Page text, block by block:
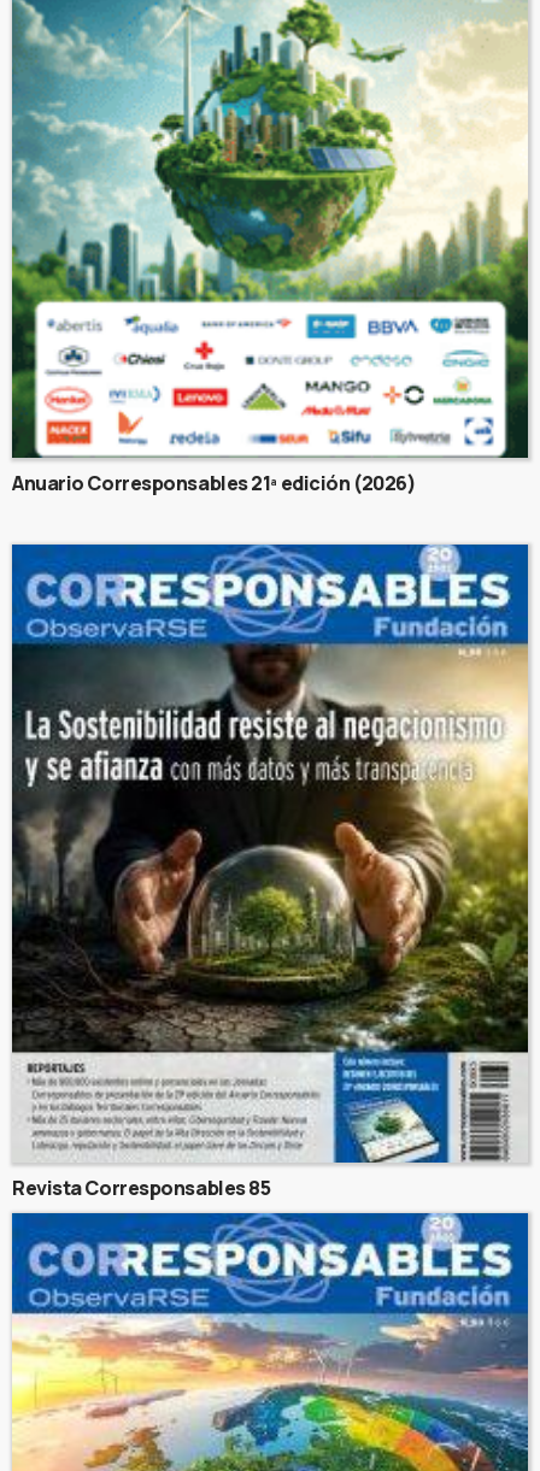
Anuario Corresponsables 21ª edición (2026)
Revista Corresponsables 85